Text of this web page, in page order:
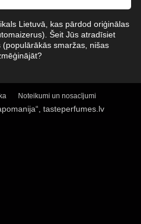
Lietuvā, kas pārdod oriģinālas
Šeit Jūs atradīsiet
smaržas, nišas
Noteikumi un nosacījumi
tasteperfumes.lv